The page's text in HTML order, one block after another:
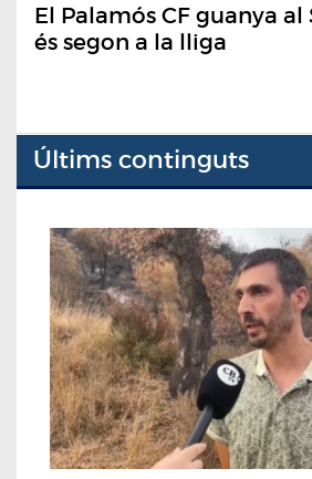
El Palamós CF guanya
és segon a la lliga
Últims continguts